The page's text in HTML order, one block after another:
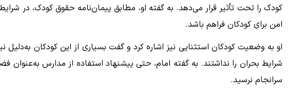
کودک را تحت تأثیر قرار می‌دهد. به گفته او، مطابق پیمان‌نامه حقوق کودک، در
امن برای کودکان فراهم باشد.
او به وضعیت کودکان استثنایی نیز اشاره کرد و گفت بسیاری از این کودکان به‌دلیل
شرایط بحران را نداشتند. به گفته امام، حتی پیشنهاد استفاده از مدارس به‌عنوان
سرانجام نرسید.